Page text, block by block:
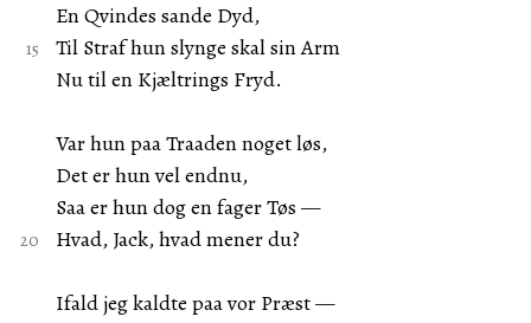
En Qvindes sande Dyd,
Til Straf hun slynge skal sin Arm
Nu til en Kjæltrings Fryd.
Var hun paa Traaden noget løs,
Det er hun vel endnu,
Saa er hun dog en fager Tøs —
Hvad, Jack, hvad mener du?
Ifald jeg kaldte paa vor Præst —